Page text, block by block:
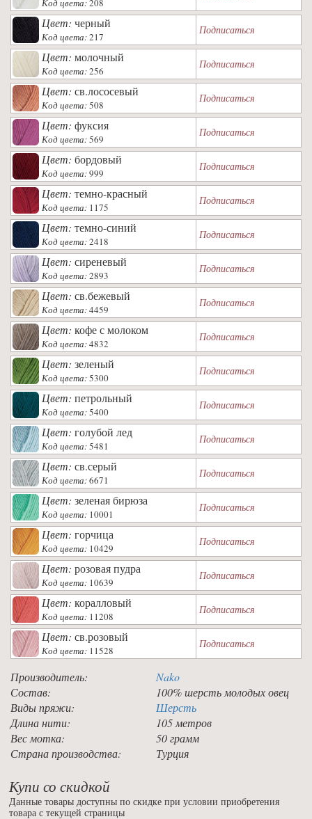
Код цвета:208
Цвет: черный
Код цвета:217
Подписаться
Цвет: молочный
Код цвета:256
Подписаться
Цвет: св.лососевый
Код цвета:508
Подписаться
Цвет: фуксия
Код цвета:569
Подписаться
Цвет: бордовый
Код цвета:999
Подписаться
Цвет: темно-красный
Код цвета: 1175
Подписаться
Цвет: темно-синий
Код цвета:2418
Подписаться
Цвет: сиреневый
Код цвета:2893
Подписаться
Цвет: св.бежевый
Код цвета:4459
Подписаться
Цвет: кофе с молоком
Код цвета:4832
Подписаться
Цвет: зеленый
Код цвета:5300
Подписаться
Цвет: петрольный
Код цвета:5400
Подписаться
Цвет: голубой лед
Код цвета:5481
Подписаться
Цвет: св.серый
Код цвета:6671
Подписаться
Цвет: зеленая бирюза
Код цвета: 10001
Подписаться
Цвет: горчица
Код цвета: 10429
Подписаться
Цвет: розовая пудра
Код цвета: 10639
Подписаться
Цвет: коралловый
Код цвета: 11208
Подписаться
Цвет: св.розовый
Код цвета: 11528
Подписаться
Производитель:
Nako
Состав:
100% шерсть молодых овец
Виды пряжи:
Шерсть
Длина нити:
105 метров
Вес мотка:
50 грамм
Страна производства:
Турция
Купи со скидкой
Данные товары доступны по скидке при условии приобретения
товара с текущей страницы